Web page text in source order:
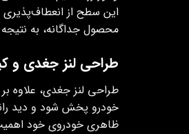
این سطح از
محصول جداگانه، به
طراحی لنز جغدی و
طراحی لنز جغدی، علاوه‌
خودرو پخش شود و دید
ظاهری خودروی خود